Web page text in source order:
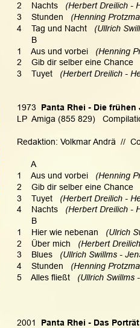
2    Nachts (Herbert Dreilich -
3    Stunden
(Henning
4    Tag und Nacht (Ullrich
      B
1    Aus und vorbei
(Henning
2    Gib dir selber eine Chance
3    Tuyet (Herbert Dreilich -
1973
Panta Rhei - Die frühen
LP  Amiga (855 829)
Redaktion: Volkmar Andrä  //
      A
1    Aus und vorbei (Henning
2    Gib dir selber eine Chance
3    Tuyet (Herbert Dreilich -
4    Nachts (Herbert Dreilich -
      B
1    Hier wie nebenan
(Ulrich
2    Über mich (Herbert
3    Blues (Ullrich Swillms -
4    Stunden
(Henning
5    Alles fließt
(Ullrich Swillms
2001
  Panta Rhei - Das Porträt